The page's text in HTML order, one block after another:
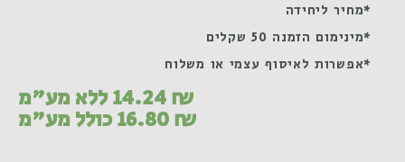
*מחיר ליחידה
*מינימום הזמנה 50 שקלים
*אפשרות לאיסוף עצמי או משלוח
14.24₪ ללא מע"מ
16.80₪ כולל מע"מ